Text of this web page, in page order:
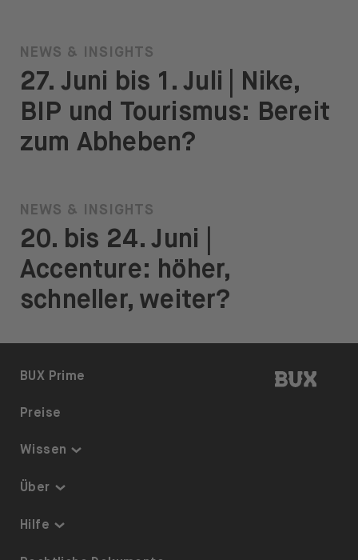
NEWS & INSIGHTS
27. Juni bis 1. Juli | Nike,
BIP und Tourismus: Bereit
zum Abheben?
NEWS & INSIGHTS
20. bis 24. Juni |
Accenture: höher,
schneller, weiter?
BUX |
BUX Prime
Preise
Wissen
Thematisch investieren
Über
Sicherheit & Schutz
Hilfe